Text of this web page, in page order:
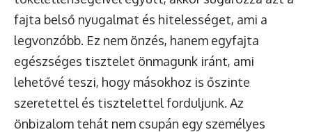
fajta belső nyugalmat és hitelességet, ami a
legvonzóbb. Ez nem önzés, hanem egyfajta
egészséges tisztelet önmagunk iránt, ami
lehetővé teszi, hogy másokhoz is őszinte
szeretettel és tisztelettel forduljunk. Az
önbizalom tehát nem csupán egy személyes